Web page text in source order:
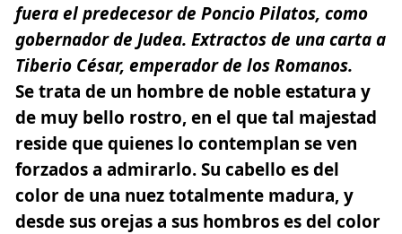
fuera el predecesor de Poncio Pilatos, como
gobernador de Judea. Extractos de una carta a
Tiberio César, emperador de los Romanos.
Se trata de un hombre de noble estatura y
de muy bello rostro, en el que tal majestad
reside que quienes lo contemplan se ven
forzados a admirarlo. Su cabello es del
color de una nuez totalmente madura, y
desde sus orejas a sus hombros es del color